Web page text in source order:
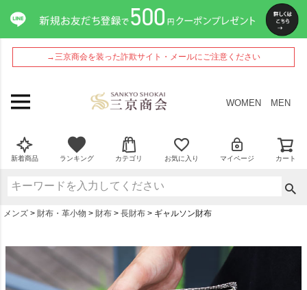
→三京商会を装った詐欺サイト・メールにご注意ください
WOMEN MEN
新着商品 ランキング カテゴリ お気に入り マイページ カート
メンズ 財布・革小物 財布 長財布 ギャルソン財布